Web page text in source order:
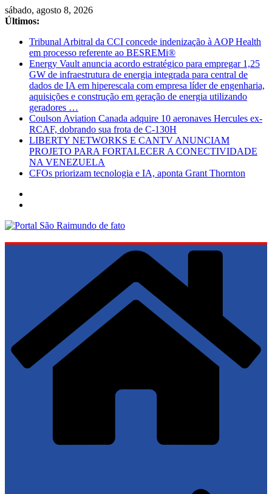
Pular
para
conteúdo
sábado, agosto 8, 2026
Últimos:
Tribunal Arbitral da CCI concede indenização à AOP Health
em processo referente ao BESREMi®
Energy Vault anuncia acordo estratégico para empregar 1,25
GW de infraestrutura de energia integrada para central de
dados de IA em hiperescala com empresa líder de engenharia,
aquisições e construção em geração de energia utilizando
geradores …
Coulson Aviation Canada adquire 10 aeronaves Hercules ex-
RCAF, dobrando sua frota de C-130H
LIBERTY NETWORKS E CANTV ANUNCIAM
PROJETO PARA FORTALECER A CONECTIVIDADE
NA VENEZUELA
CFOs priorizam tecnologia e IA, aponta Grant Thornton